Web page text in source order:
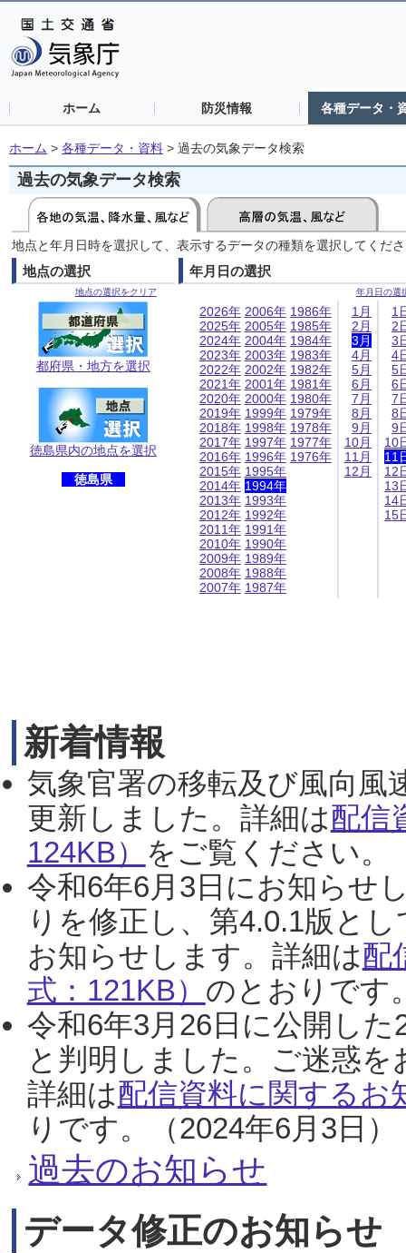
ホーム 防災情報 各種データ・
ホーム > 各種データ・資料 > 過去の気象データ検索
過去の気象データ検索
地点と年月日時を選択して、表示するデータの種類を選択してくだ
地点の選択
地点の選択をクリア
都府県・地方を選択
徳島県内の地点を選択
徳島県
年月日の選択
年月日の選
2026年
2025年
2024年
2023年
2022年
2021年
2020年
2019年
2018年
2017年
2016年
2015年
2014年
2013年
2012年
2011年
2010年
2009年
2008年
2007年
2006年
2005年
2004年
2003年
2002年
2001年
2000年
1999年
1998年
1997年
1996年
1995年
1994年
1993年
1992年
1991年
1990年
1989年
1988年
1987年
1986年
1985年
1984年
1983年
1982年
1981年
1980年
1979年
1978年
1977年
1976年
1月
2月
3月
4月
5月
6月
7月
8月
9月
10月
11月
12月
1
2
3
4
5
6
7
8
9
10
11
12
13
14
15
新着情報
気象官署の移転及び風向風
更新しました。詳細は配信
124KB） をご覧ください。
令和6年6月3日にお知らせ
りを修正し、第4.0.1版と
お知らせします。詳細は配
式：121KB） のとおりです
令和6年3月26日に公開し
と判明しました。ご迷惑
詳細は配信資料に関するお
りです。（2024年6月3日）
過去のお知らせ
データ修正のお知らせ